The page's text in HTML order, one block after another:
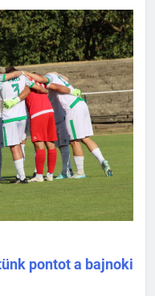
pontot a bajnoki